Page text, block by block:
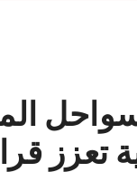
تعزز